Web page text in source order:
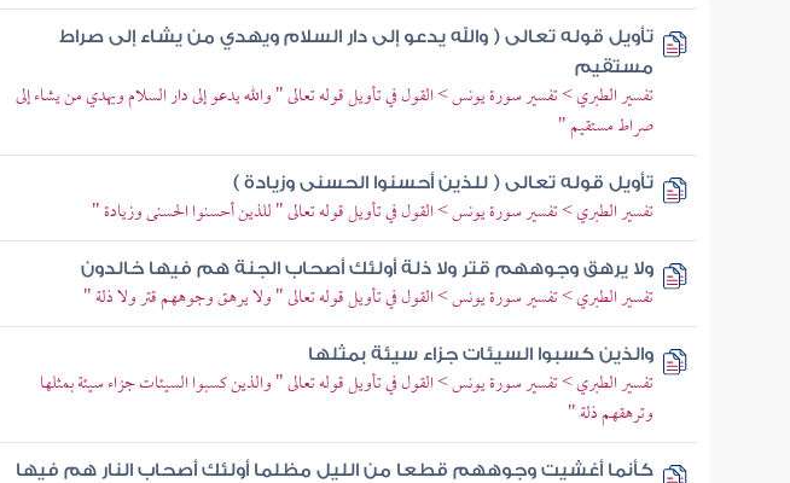
تأويل قوله تعالى ( والله يدعو إلى دار السلام ويهدي من يشاء إلى صراط
مستقيم
تفسير الطبري > تفسير سورة يونس > القول في تأويل قوله تعالى " والله يدعو إلى دار السلام ويهدي من يشاء إلى
صراط مستقيم "
تأويل قوله تعالى ( للذين أحسنوا الحسنى وزيادة )
تفسير الطبري > تفسير سورة يونس > القول في تأويل قوله تعالى " للذين أحسنوا الحسنى وزيادة "
ولا يرهق وجوههم قتر ولا ذلة أولئك أصحاب الجنة هم فيها خالدون
تفسير الطبري > تفسير سورة يونس > القول في تأويل قوله تعالى " ولا يرهق وجوههم قتر ولا ذلة "
والذين كسبوا السيئات جزاء سيئة بمثلها
تفسير الطبري > تفسير سورة يونس > القول في تأويل قوله تعالى " والذين كسبوا السيئات جزاء سيئة بمثلها
وترهقهم ذلة "
كأنما أغشيت وجوههم قطعا من الليل مظلما أولئك أصحاب النار هم فيها